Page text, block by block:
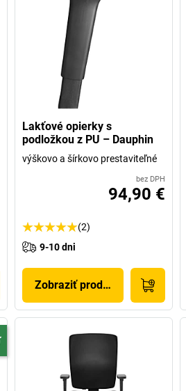
Lakťové opierky s
podložkou z PU – Dauphin
výškovo a šírkovo prestaviteľné
bez DPH
94,90 €
(2)
9-10 dni
Zobraziť produkt